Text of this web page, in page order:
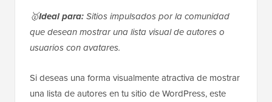
🥇Ideal para:Sitios impulsados por la comunidad
que desean mostrar una lista visual de autores o
usuarios con avatares.
Si deseas una forma visualmente atractiva de mostrar
una lista de autores en tu sitio de WordPress, este